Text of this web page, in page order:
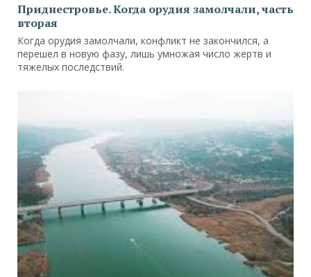
Приднестровье. Когда орудия замолчали, часть
вторая
Когда орудия замолчали, конфликт не закончился, а
перешел в новую фазу, лишь умножая число жертв и
тяжелых последствий.